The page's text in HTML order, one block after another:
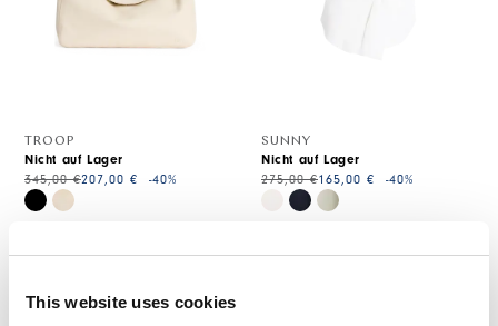
This website uses cookies
TROOP
345,00 €207,00 € -40%
Nicht auf Lager
SUNNY
275,00 €165,00 € -40%
Nicht auf Lager